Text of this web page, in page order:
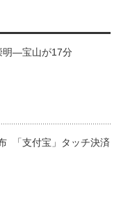
明―宝山が17分
「支付宝」タッチ決済